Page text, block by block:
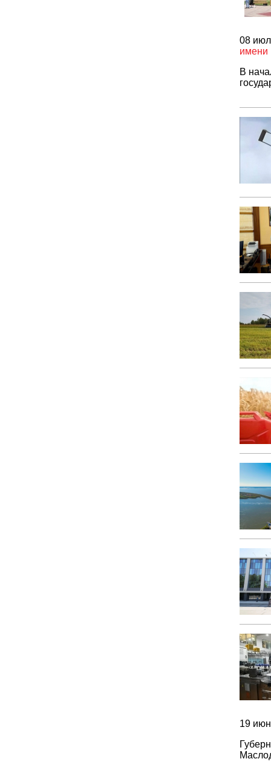
08
имени
В
19